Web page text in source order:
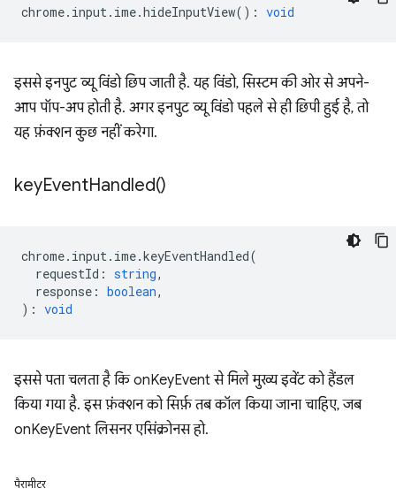
chrome. input. ime.hideInputView() : void
इससे इनपुट व्यू विंडो छिप जाती है. यह विंडो, सिस्टम की ओर से अपने-
आप पॉप-अप होती है. अगर इनपुट व्यू विंडो पहले से ही छिपी हुई है, तो
यह फ़ंक्शन कुछ नहीं करेगा.
keyEventHandled()
chrome. input. ime.keyEventHandled(
requestId : string,
response : boolean,
) : void
इससे पता चलता है कि onKeyEvent से मिले मुख्य इवेंट को हैंडल
किया गया है. इस फ़ंक्शन को सिर्फ़ तब कॉल किया जाना चाहिए, जब
onKeyEvent लिसनर एसिंक्रोनस हो.
पैरामीटर